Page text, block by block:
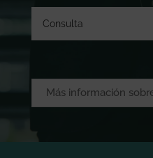
Más información